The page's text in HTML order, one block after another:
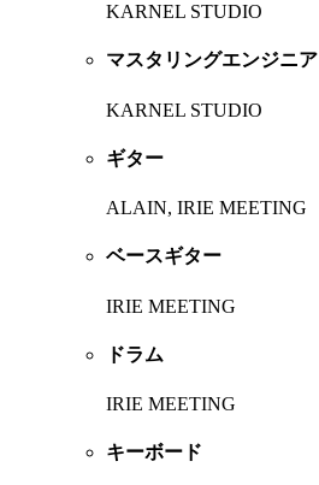
KARNEL STUDIO
マスタリングエンジニア
KARNEL STUDIO
ギター
ALAIN, IRIE MEETING
ベースギター
IRIE MEETING
ドラム
IRIE MEETING
キーボード